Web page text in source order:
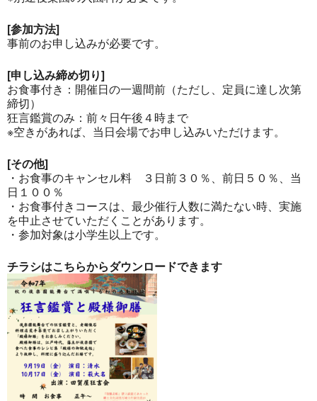
[参加方法]
事前のお申し込みが必要です。
[申し込み締め切り]
お食事付き：開催日の一週間前（ただし、定員に達し次第
締切）
狂言鑑賞のみ：前々日午後４時まで
※空きがあれば、当日会場でお申し込みいただけます。
[その他]
・お食事のキャンセル料 ３日前３０％、前日５０％、当
日１００％
・お食事付きコースは、最少催行人数に満たない時、実施
を中止させていただくことがあります。
・参加対象は小学生以上です。
チラシはこちらからダウンロードできます